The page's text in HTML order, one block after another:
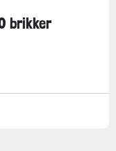
brikker